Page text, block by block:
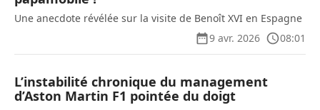
Une anecdote révélée sur la visite de Benoît XVI en Espagne
9 avr. 2026
08:01
L’instabilité chronique du management
d’Aston Martin F1 pointée du doigt